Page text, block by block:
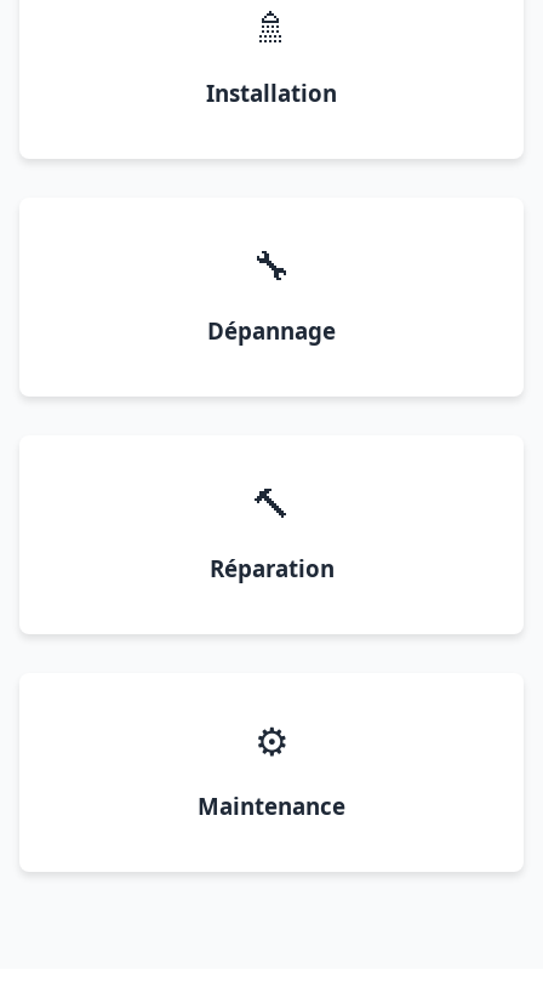
🚿
Installation
🔧
Dépannage
🔨
Réparation
⚙️
Maintenance